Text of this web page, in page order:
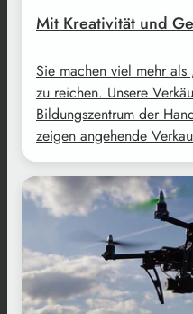
Mit Kreativität und
Sie machen viel mehr
zu reichen. Unsere
Bildungszentrum der
zeigen angehende